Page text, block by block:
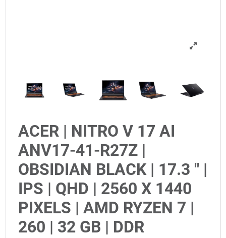
ACER | NITRO V 17 AI
ANV17-41-R27Z |
OBSIDIAN BLACK | 17.3 " |
IPS | QHD | 2560 X 1440
PIXELS | AMD RYZEN 7 |
260 | 32 GB | DDR